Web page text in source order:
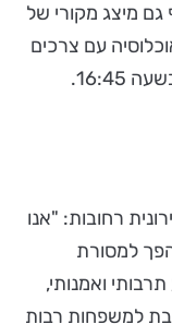
מיצג מקורי של
עם צרכים
רחובות: "אנו
למסורת
ואמנותי,
למשפחות רבות